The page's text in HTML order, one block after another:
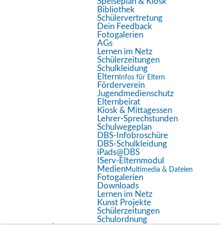
100%
Bibliothek
Schülervertretung
Dein Feedback
Fotogalerien
AGs
Lernen im Netz
Schülerzeitungen
Schulkleidung
Eltern Infos für Eltern
Förderverein
Jugendmedienschutz
Elternbeirat
Kiosk & Mittagessen
Lehrer-Sprechstunden
Schulwegeplan
DBS-Infobroschüre
DBS-Schulkleidung
iPads@DBS
IServ-Elternmodul
MedienMultimedia & Dateien
Fotogalerien
Downloads
Lernen im Netz
Kunst Projekte
Schülerzeitungen
Schulordnung
Startseite
Aktuelles
!!!ACHTUNG!!! Aussetzen der Präsenzpflicht am
!!!ACHTUNG!!! Aussetzen der
Präsenzpflicht am 19.02.26